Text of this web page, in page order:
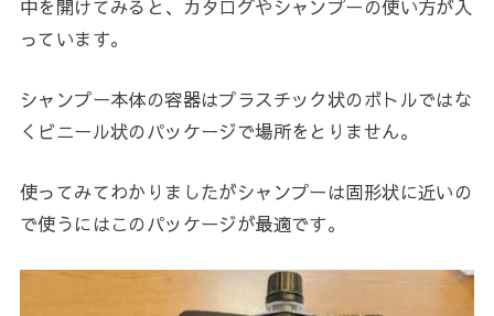
中を開けてみると、カタログやシャンプーの使い方が入
っています。
シャンプー本体の容器はプラスチック状のボトルではな
くビニール状のパッケージで場所をとりません。
使ってみてわかりましたがシャンプーは固形状に近いの
で使うにはこのパッケージが最適です。